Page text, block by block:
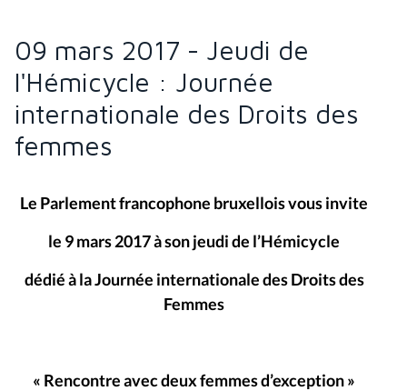
09 mars 2017 - Jeudi de
l'Hémicycle : Journée
internationale des Droits des
femmes
Le Parlement francophone bruxellois vous invite
le 9 mars 2017 à son jeudi de l’Hémicycle
dédié à la Journée internationale des Droits des
Femmes
« Rencontre avec deux femmes d’exception »